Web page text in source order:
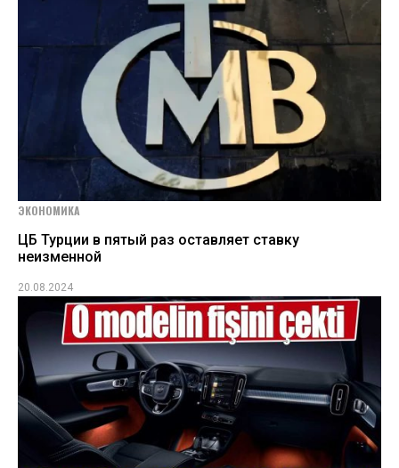
ЭКОНОМИКА
ЦБ Турции в пятый раз оставляет ставку
неизменной
20.08.2024